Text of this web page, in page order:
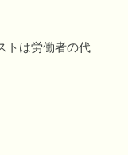
トは労働者の代